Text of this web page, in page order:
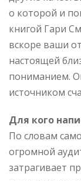
о которой и
книгой Гари
вскоре ваши
настоящей
пониманием.
источником
Для кого
По словам
огромной
затрагивает